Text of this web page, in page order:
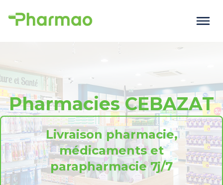
Pharmacies CEBAZAT
Livraison pharmacie,
médicaments et
parapharmacie 7j/7